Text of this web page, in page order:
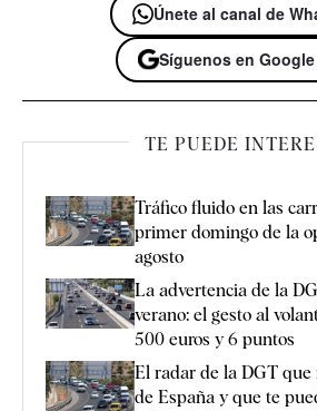
Únete al canal de
Síguenos en
TE PUEDE
Tráfico fluido en las
primer domingo de la
agosto
La advertencia de la
verano: el gesto al
500 euros y 6 puntos
El radar de la DGT
de España y que te